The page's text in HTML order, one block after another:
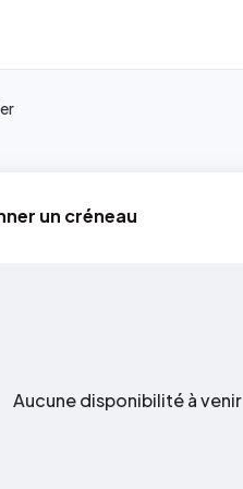
un créneau
Aucune disponibilité à venir